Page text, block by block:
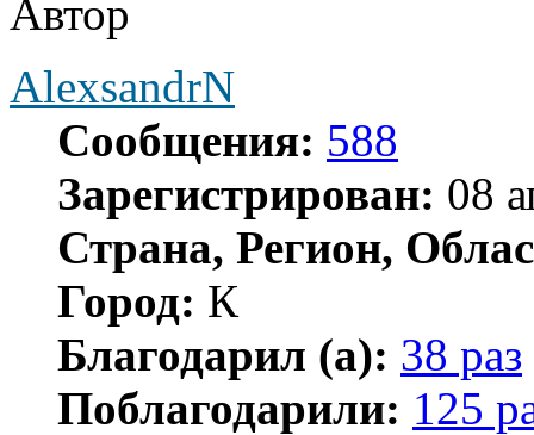
Автор
AlexsandrN
Сообщения: 588
Зарегистрирован: 08
Страна, Регион,
Город: К
Благодарил (а): 38 раз
Поблагодарили: 125